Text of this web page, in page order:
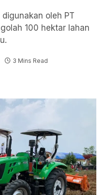
oleh PT
100 hektar lahan
3 Mins Read